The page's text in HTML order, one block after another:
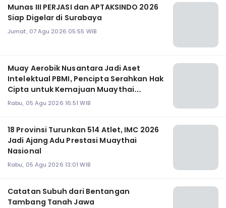
Munas III PERJASI dan APTAKSINDO 2026
Siap Digelar di Surabaya
Jumat, 07 Agu 2026 05:55 WIB
Muay Aerobik Nusantara Jadi Aset
Intelektual PBMI, Pencipta Serahkan Hak
Cipta untuk Kemajuan Muaythai
Indonesia
Rabu, 05 Agu 2026 16:51 WIB
18 Provinsi Turunkan 514 Atlet, IMC 2026
Jadi Ajang Adu Prestasi Muaythai
Nasional
Rabu, 05 Agu 2026 13:01 WIB
Catatan Subuh dari Bentangan
Tambang Tanah Jawa